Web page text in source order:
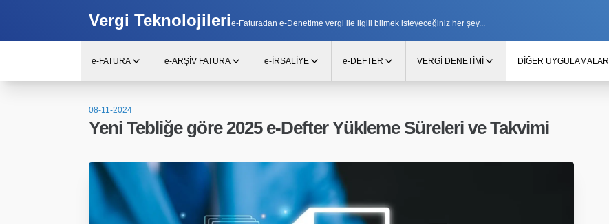
Vergi Teknolojilerie-Faturadan e-Denetime vergi ile ilgili bilmek isteyeceğiniz her şey...
e-FATURA e-ARŞİV FATURA e-İRSALİYE e-DEFTER VERGİ DENETİMİ DİĞER UYGULAMALAR
08-11-2024
Yeni Tebliğe göre 2025 e-Defter Yükleme Süreleri ve Takvimi